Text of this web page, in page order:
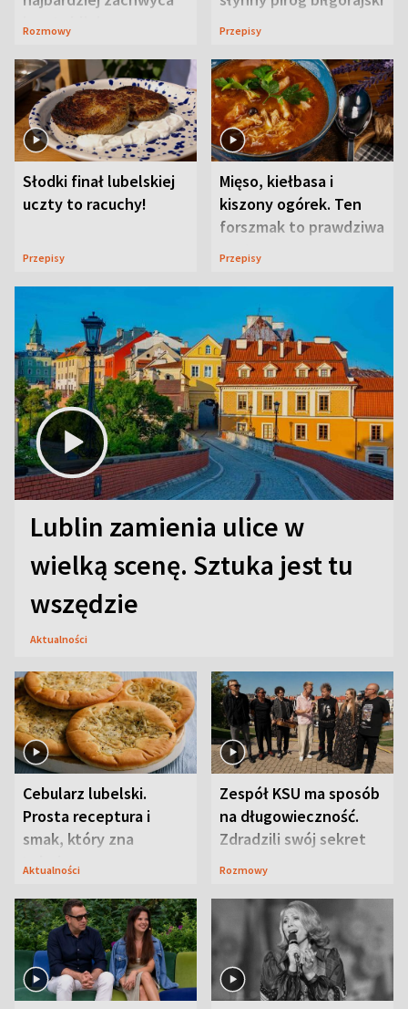
ją w Lublinie
Rozmowy Przepisy
Słodki finał lubelskiej
uczty to racuchy!
Przepisy
Mięso, kiełbasa i
kiszony ogórek. Ten
forszmak to prawdziwa
uczta
Przepisy
Lublin zamienia ulice w
wielką scenę. Sztuka jest tu
wszędzie
Aktualności
Cebularz lubelski.
Prosta receptura i
smak, który zna
Lubelszczyzna
Aktualności
Zespół KSU ma sposób
na długowieczność.
Zdradzili swój sekret
Rozmowy